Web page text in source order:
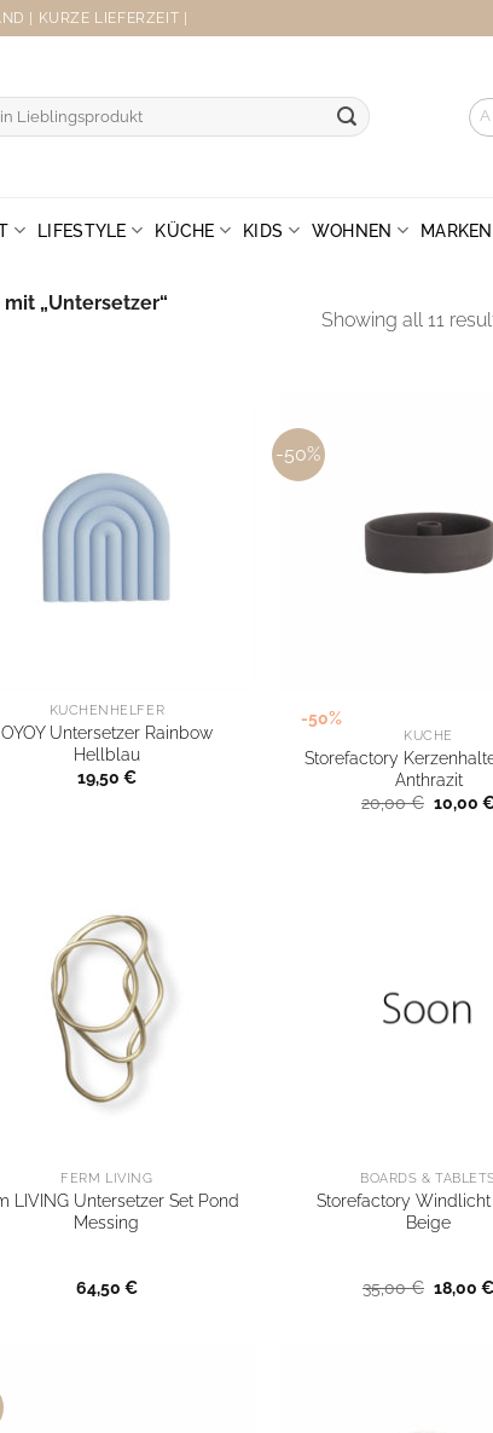
| KURZE LIEFERZEIT |
LIFESTYLE KÜCHE KIDS WOHNEN MARKEN
„Untersetzer“
Showing all 11
KÜCHENHELFER
OYOY Untersetzer Rainbow
Hellblau
19,50 €
-50%
-50%
KÜCHE
Storefactory
Anthrazit
20,00€
Preis
10,00
FERM LIVING
LIVING Untersetzer Set Pond
Messing
64,50 €
BOARDS &
Storefactory Windlicht
Beige
35,00€
Preis
18,00€